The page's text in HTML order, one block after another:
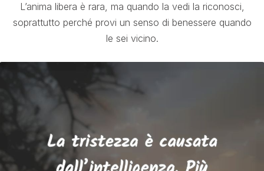
L’anima libera è rara, ma quando la vedi la riconosci,
soprattutto perché provi un senso di benessere quando
le sei vicino.